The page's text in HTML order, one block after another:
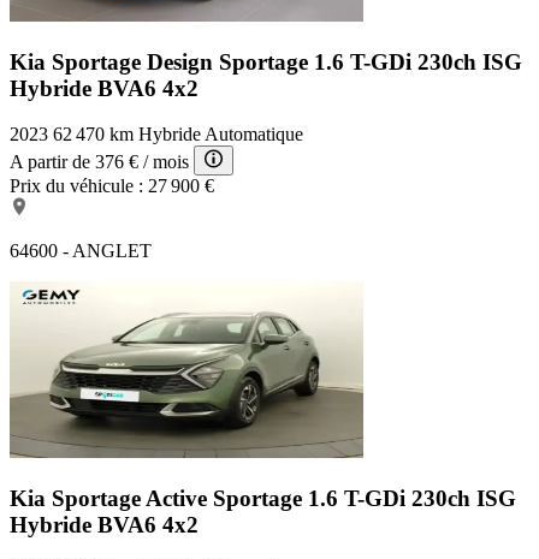
Kia Sportage Design Sportage 1.6 T-GDi 230ch ISG
Hybride BVA6 4x2
2023 62 470 km Hybride Automatique
A partir de 376 € / mois
Prix du véhicule : 27 900 €
64600 - ANGLET
Kia Sportage Active Sportage 1.6 T-GDi 230ch ISG
Hybride BVA6 4x2